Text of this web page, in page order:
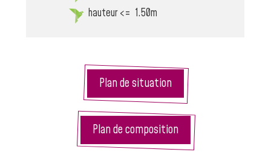
hauteur <= 1.50m
Plan de situation
Plan de composition